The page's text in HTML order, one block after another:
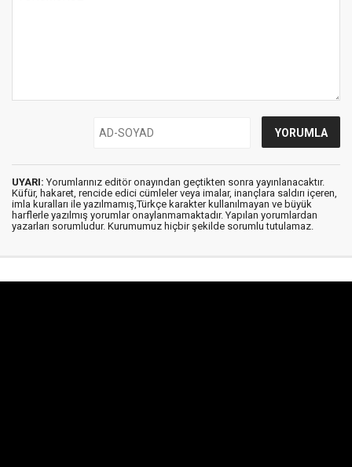
UYARI: Yorumlarınız editör onayından geçtikten sonra yayınlanacaktır.
Küfür, hakaret, rencide edici cümleler veya imalar, inançlara saldırı içeren,
imla kuralları ile yazılmamış,Türkçe karakter kullanılmayan ve büyük
harflerle yazılmış yorumlar onaylanmamaktadır. Yapılan yorumlardan
yazarları sorumludur. Kurumumuz hiçbir şekilde sorumlu tutulamaz.